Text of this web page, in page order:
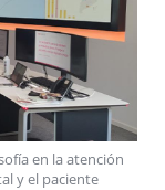
en la atención
y el paciente